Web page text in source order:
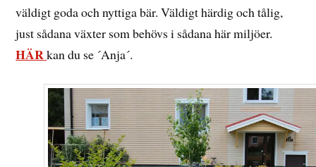
väldigt goda och nyttiga bär. Väldigt härdig och tålig,
just sådana växter som behövs i sådana här miljöer.
HÄRkan du se ´Anja´.